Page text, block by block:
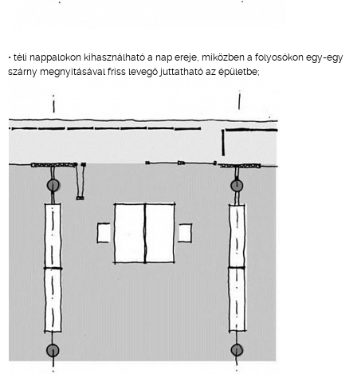
• téli nappalokon kihasználható a nap ereje, miközben a folyosókon egy-egy
szárny megnyitásával friss levegő juttatható az épületbe;